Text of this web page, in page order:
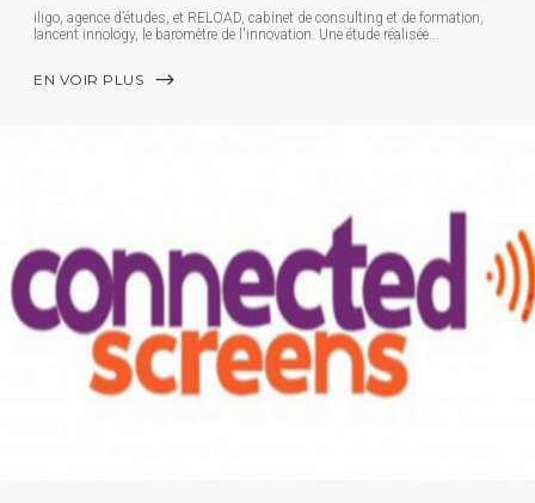
iligo, agence d’études, et RELOAD, cabinet de consulting et de formation,
lancent innology, le baromètre de l'innovation. Une étude réalisée
EN VOIR PLUS